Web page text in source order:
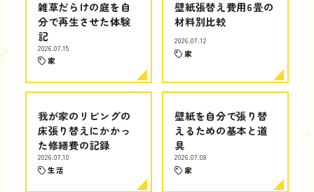
雑草だらけの庭を自
分で再生させた体験
記
2026.07.15
家
壁紙張替え費用6畳の
材料別比較
2026.07.12
家
我が家のリビングの
床張り替えにかかっ
た修繕費の記録
2026.07.10
生活
壁紙を自分で張り替
えるための基本と道
具
2026.07.08
家